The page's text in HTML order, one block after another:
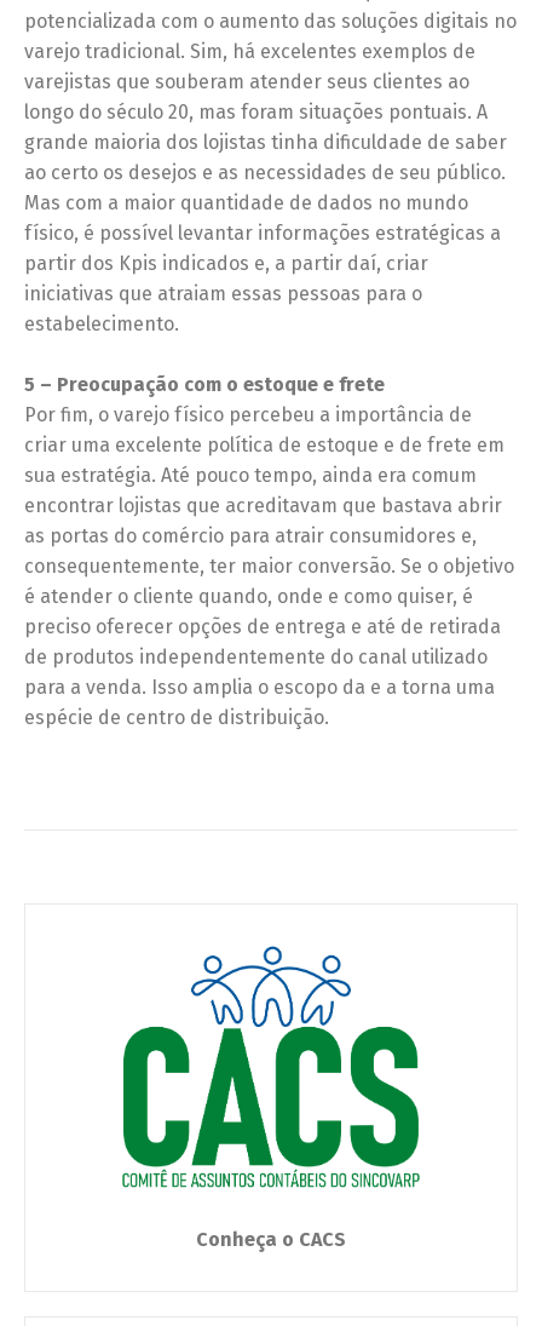
potencializada com o aumento das soluções digitais no
varejo tradicional. Sim, há excelentes exemplos de
varejistas que souberam atender seus clientes ao
longo do século 20, mas foram situações pontuais. A
grande maioria dos lojistas tinha dificuldade de saber
ao certo os desejos e as necessidades de seu público.
Mas com a maior quantidade de dados no mundo
físico, é possível levantar informações estratégicas a
partir dos Kpis indicados e, a partir daí, criar
iniciativas que atraiam essas pessoas para o
estabelecimento.
5 – Preocupação com o estoque e frete
Por fim, o varejo físico percebeu a importância de
criar uma excelente política de estoque e de frete em
sua estratégia. Até pouco tempo, ainda era comum
encontrar lojistas que acreditavam que bastava abrir
as portas do comércio para atrair consumidores e,
consequentemente, ter maior conversão. Se o objetivo
é atender o cliente quando, onde e como quiser, é
preciso oferecer opções de entrega e até de retirada
de produtos independentemente do canal utilizado
para a venda. Isso amplia o escopo da e a torna uma
espécie de centro de distribuição.
Conheça o CACS